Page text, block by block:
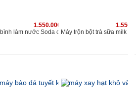
1.550.000 vnđ
bình làm nước Soda cho quán kahchan